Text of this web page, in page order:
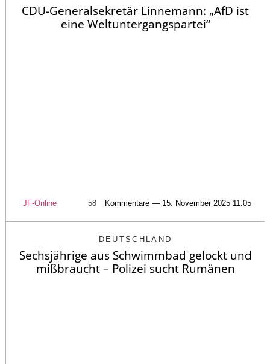
CDU-Generalsekretär Linnemann: „AfD ist
eine Weltuntergangspartei“
JF-Online 58 Kommentare — 15. November 2025 11:05
DEUTSCHLAND
Sechsjährige aus Schwimmbad gelockt und
mißbraucht – Polizei sucht Rumänen